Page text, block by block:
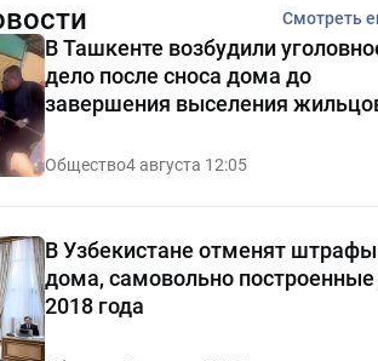
Смотреть
В Ташкенте возбудили
дело после сноса дома до
завершения выселения
видео
Общество4 августа 12:05
В Узбекистане отменят штрафы
дома, самовольно построенные
2018 года